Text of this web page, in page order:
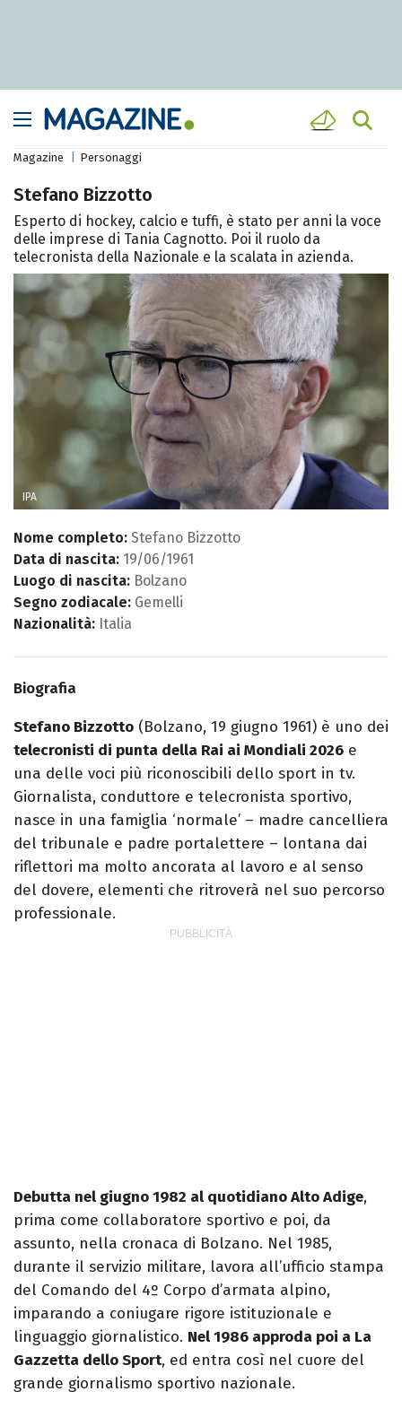
Magazine Personaggi
Stefano Bizzotto
Esperto di hockey, calcio e tuffi, è stato per anni la voce
delle imprese di Tania Cagnotto. Poi il ruolo da
telecronista della Nazionale e la scalata in azienda.
IPA
Nome completo: Stefano Bizzotto
Data di nascita: 19/06/1961
Luogo di nascita: Bolzano
Segno zodiacale: Gemelli
Nazionalità: Italia
Biografia
Stefano Bizzotto (Bolzano, 19 giugno 1961) è uno dei
telecronisti di punta della Rai ai Mondiali 2026 e
una delle voci più riconoscibili dello sport in tv.
Giornalista, conduttore e telecronista sportivo,
nasce in una famiglia ‘normale’ – madre cancelliera
del tribunale e padre portalettere – lontana dai
riflettori ma molto ancorata al lavoro e al senso
del dovere, elementi che ritroverà nel suo percorso
professionale.
Debutta nel giugno 1982 al quotidiano Alto Adige,
prima come collaboratore sportivo e poi, da
assunto, nella cronaca di Bolzano. Nel 1985,
durante il servizio militare, lavora all’ufficio stampa
del Comando del 4º Corpo d’armata alpino,
imparando a coniugare rigore istituzionale e
linguaggio giornalistico. Nel 1986 approda poi a La
Gazzetta dello Sport, ed entra così nel cuore del
grande giornalismo sportivo nazionale.